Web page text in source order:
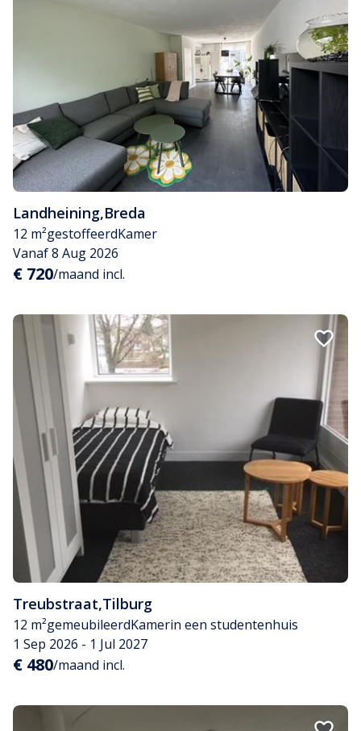
Landheining,Breda
12 m²gestoffeerdKamer
Vanaf 8 Aug 2026
€ 720/maand incl.
Treubstraat,Tilburg
12 m²gemeubileerdKamerin een studentenhuis
1 Sep 2026 - 1 Jul 2027
€ 480/maand incl.